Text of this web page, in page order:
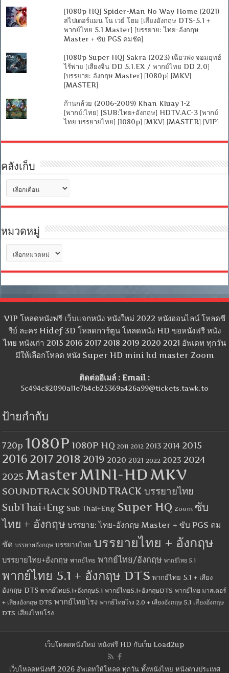
[1080p HQ] Spider-Man No Way Home (2021)
สไปเดอร์แมน โน เวย์ โฮม [เสียงอังกฤษ DTS-5.1 +
พากย์ไทย 5.1 Master] [บรรยาย: ไทย-อังกฤษ
Master + ซับ PGS คมชัด]
[1080p Super HQ] Sakra (2023) เฉียวฟง จอมยุทธ์
ไร้พ่าย [เสียงจีน DD 5.1.EX / พากย์ไทย DD 2.0]
[บรรยาย: อังกฤษ Master] [1080p] [MKV]
[MASTER]
ก้านกล้วย (2006-2009) Khan Kluay 1-2
[พากย์:ไทย] [SUB:ไทย+อังกฤษ] HDTV.AC-3 [พากย์
ไทย บรรยายไทย] [1080p] [MKV] [MASTER] [VIP]
คลังเก็บ
เก็บ
หมวดหมู่
หมู่
VIP โหลดหนังฟรี เว็บแจกหนัง หนังใหม่ 2022 หนังออนไลน์ โหลดซี
รีย์ ละคร Hidef 3D โหลดการ์ตูน โหลดหนัง HD ขอหนังฟรี หนัง
ไทย หนังเก่า 2015 2016 2017 2018 2019 2020 2021 อัพเดท ทุกวัน
มีให้เลือกโหลด หนัง Super HD mini hd master Zoom
ติดต่ออีเมล์ : Email :
5c494c82090a11e7b4cb25369a426a99@tickets.tawk.to
ป้ายกำกับ
720p 1080P 1080P HQ 2011 2012 2013 2014 2015
2016 2017 2018 2019 2020 2021 2022 2023 2024
2025 MasterMINI-HDMKV
SOUNDTRACK SOUNDTRACK บรรยายไทย
SubThai+Eng Sub Thai+Eng Super HQ Zoom ซับ
ไทย + อังกฤษ บรรยาย: ไทย-อังกฤษ Master + ซับ PGS คม
ชัด บรรยายอังกฤษ บรรยายไทย บรรยายไทย + อังกฤษ
บรรยายไทย+อังกฤษ พากย์ไทย พากย์ไทย/อังกฤษ พากย์ไทย 5.1
พากย์ไทย 5.1 + อังกฤษ DTS พากย์ไทย 5.1 + เสียง
อังกฤษ DTS พากย์ไทย5.1+อังกฤษ5.1 พากย์ไทย5.1+อังกฤษDTS พากย์ไทย มาสเตอร์
+ เสียงอังกฤษ DTS พากย์ไทยโรง พากย์ไทยโรง 2.0 + เสียงอังกฤษ 5.1 เสียงอังกฤษ
DTS เสียงไทยโรง
เว็บโหลดหนังใหม่ หนังฟรี HD กับเว็บ Load2up
เว็บโหลดหนังฟรี 2026 อัพเดทให้โหลด ทุกวัน ทั้งหนังไทย หนังต่างประเทศ